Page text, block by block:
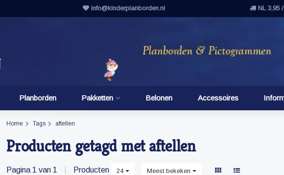
info@kinderplanborden.nl NL 3,95
Planborden Pakketten Belonen Accessoires
Home Tags aftellen
Producten getagd met aftellen
Pagina 1 van 1 Producten 24 Meest bekeken